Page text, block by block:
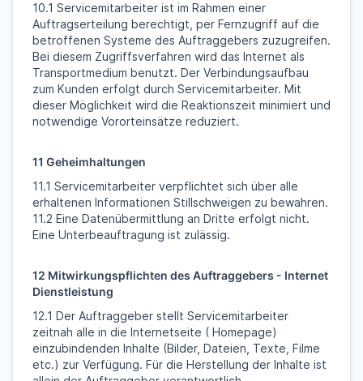
10.1 Servicemitarbeiter ist im Rahmen einer
Auftragserteilung berechtigt, per Fernzugriff auf die
betroffenen Systeme des Auftraggebers zuzugreifen.
Bei diesem Zugriffsverfahren wird das Internet als
Transportmedium benutzt. Der Verbindungsaufbau
zum Kunden erfolgt durch Servicemitarbeiter. Mit
dieser Möglichkeit wird die Reaktionszeit minimiert und
notwendige Vororteinsätze reduziert.
11 Geheimhaltungen
11.1 Servicemitarbeiter verpflichtet sich über alle
erhaltenen Informationen Stillschweigen zu bewahren.
11.2 Eine Datenübermittlung an Dritte erfolgt nicht.
Eine Unterbeauftragung ist zulässig.
12 Mitwirkungspflichten des Auftraggebers - Internet
Dienstleistung
12.1 Der Auftraggeber stellt Servicemitarbeiter
zeitnah alle in die Internetseite ( Homepage)
einzubindenden Inhalte (Bilder, Dateien, Texte, Filme
etc.) zur Verfügung. Für die Herstellung der Inhalte ist